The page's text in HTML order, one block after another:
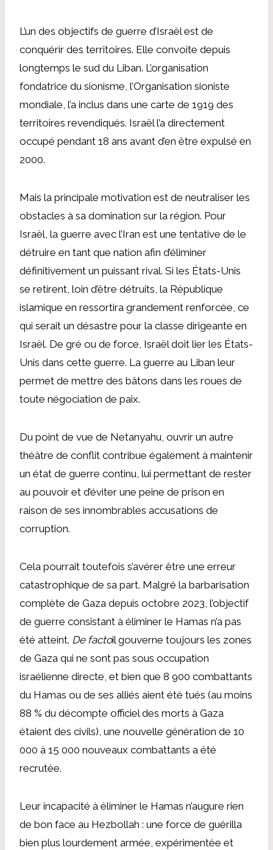
L’un des objectifs de guerre d’Israël est de
conquérir des territoires. Elle convoite depuis
longtemps le sud du Liban. L’organisation
fondatrice du sionisme, l’Organisation sioniste
mondiale, l’a inclus dans une carte de 1919 des
territoires revendiqués. Israël l’a directement
occupé pendant 18 ans avant d’en être expulsé en
2000.
Mais la principale motivation est de neutraliser les
obstacles à sa domination sur la région. Pour
Israël, la guerre avec l’Iran est une tentative de le
détruire en tant que nation afin d’éliminer
définitivement un puissant rival. Si les États-Unis
se retirent, loin d’être détruits, la République
islamique en ressortira grandement renforcée, ce
qui serait un désastre pour la classe dirigeante en
Israël. De gré ou de force, Israël doit lier les États-
Unis dans cette guerre. La guerre au Liban leur
permet de mettre des bâtons dans les roues de
toute négociation de paix.
Du point de vue de Netanyahu, ouvrir un autre
théâtre de conflit contribue également à maintenir
un état de guerre continu, lui permettant de rester
au pouvoir et d’éviter une peine de prison en
raison de ses innombrables accusations de
corruption.
Cela pourrait toutefois s’avérer être une erreur
catastrophique de sa part. Malgré la barbarisation
complète de Gaza depuis octobre 2023, l’objectif
de guerre consistant à éliminer le Hamas n’a pas
été atteint. De factoil gouverne toujours les zones
de Gaza qui ne sont pas sous occupation
israélienne directe, et bien que 8 900 combattants
du Hamas ou de ses alliés aient été tués (au moins
88 % du décompte officiel des morts à Gaza
étaient des civils), une nouvelle génération de 10
000 à 15 000 nouveaux combattants a été
recrutée.
Leur incapacité à éliminer le Hamas n’augure rien
de bon face au Hezbollah : une force de guérilla
bien plus lourdement armée, expérimentée et